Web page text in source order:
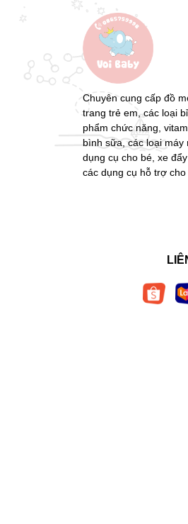
Chuyên cung cấp đồ
trang trẻ em, các loại
phẩm chức năng,
bình sữa, các loại máy
dụng cụ cho bé, xe
các dụng cụ hỗ trợ cho